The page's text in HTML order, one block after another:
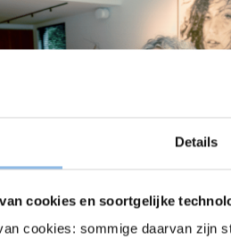
Details
cookies en soortgelijke
cookies: sommige daarvan zijn